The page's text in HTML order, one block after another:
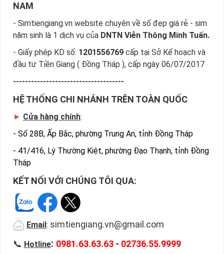
NAM
- Simtiengiang.vn website chuyên về số đẹp giá rẻ - sim
năm sinh là 1 dịch vụ của DNTN Viễn Thông Minh Tuấn.
- Giấy phép KD số: 1201556769 cấp tại Sở Kế hoạch và
đầu tư Tiền Giang ( Đồng Tháp ), cấp ngày 06/07/2017
-------------------------------------
HỆ THỐNG CHI NHÁNH TRÊN TOÀN QUỐC
► Cửa hàng chính:
- Số 28B, Ấp Bắc, phường Trung An, tỉnh Đồng Tháp
- 41/416, Lý Thường Kiệt, phường Đạo Thạnh, tỉnh Đồng
Tháp
KẾT NỐI VỚI CHÚNG TÔI QUA:
Email: simtiengiang.vn@gmail.com
📞 Hotline: 0981.63.63.63 - 02736.55.9999